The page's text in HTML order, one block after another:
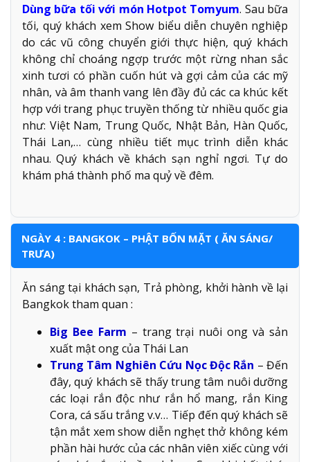
Dùng bữa tối với món Hotpot Tomyum. Sau bữa
tối, quý khách xem Show biểu diễn chuyên nghiệp
do các vũ công chuyển giới thực hiện, quý khách
không chỉ choáng ngợp trước một rừng nhan sắc
xinh tươi có phần cuốn hút và gợi cảm của các mỹ
nhân, và âm thanh vang lên đầy đủ các ca khúc kết
hợp với trang phục truyền thống từ nhiều quốc gia
như: Việt Nam, Trung Quốc, Nhật Bản, Hàn Quốc,
Thái Lan,… cùng nhiều tiết mục trình diễn khác
nhau. Quý khách về khách sạn nghỉ ngơi. Tự do
khám phá thành phố ma quỷ về đêm.
NGÀY 4 : BANGKOK – PHẬT BỐN MẶT ( ĂN SÁNG/
TRƯA)
Ăn sáng tại khách sạn, Trả phòng, khởi hành về lại
Bangkok tham quan :
Big Bee Farm – trang trại nuôi ong và sản
xuất mật ong của Thái Lan
Trung Tâm Nghiên Cứu Nọc Độc Rắn – Đến
đây, quý khách sẽ thấy trung tâm nuôi dưỡng
các loại rắn độc như rắn hổ mang, rắn King
Cora, cá sấu trắng v.v… Tiếp đến quý khách sẽ
tận mắt xem show diễn nghẹt thở không kém
phần hài hước của các nhân viên xiếc cùng với